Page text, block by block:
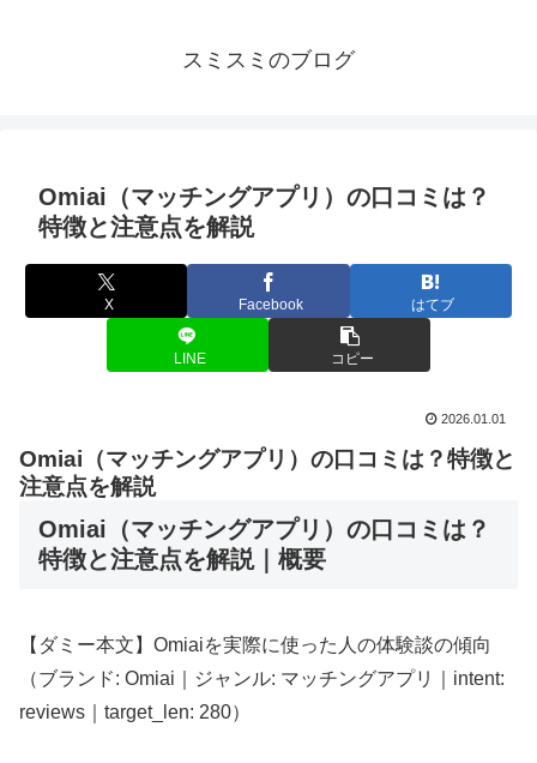
スミスミのブログ
Omiai（マッチングアプリ）の口コミは？
特徴と注意点を解説
X Facebook はてブ
LINE コピー
2026.01.01
Omiai（マッチングアプリ）の口コミは？特徴と
注意点を解説
Omiai（マッチングアプリ）の口コミは？
特徴と注意点を解説｜概要
【ダミー本文】Omiaiを実際に使った人の体験談の傾向
（ブランド: Omiai｜ジャンル: マッチングアプリ｜intent:
reviews｜target_len: 280）